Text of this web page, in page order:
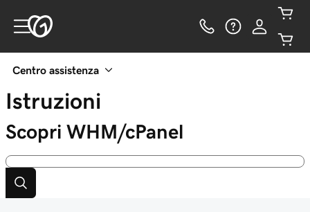
Centro assistenza
Istruzioni
Scopri WHM/cPanel